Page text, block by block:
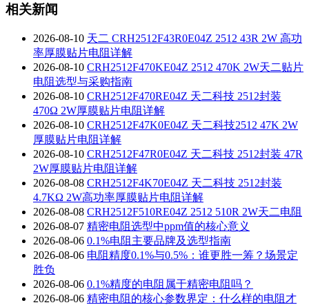
相关新闻
2026-08-10 天二 CRH2512F43R0E04Z 2512 43R 2W 高功
率厚膜贴片电阻详解
2026-08-10 CRH2512F470KE04Z 2512 470K 2W天二贴片
电阻选型与采购指南
2026-08-10 CRH2512F470RE04Z 天二科技 2512封装
470Ω 2W厚膜贴片电阻详解
2026-08-10 CRH2512F47K0E04Z 天二科技2512 47K 2W
厚膜贴片电阻详解
2026-08-10 CRH2512F47R0E04Z 天二科技 2512封装 47R
2W厚膜贴片电阻详解
2026-08-08 CRH2512F4K70E04Z 天二科技 2512封装
4.7KΩ 2W高功率厚膜贴片电阻详解
2026-08-08 CRH2512F510RE04Z 2512 510R 2W天二电阻
2026-08-07 精密电阻选型中ppm值的核心意义
2026-08-06 0.1%电阻主要品牌及选型指南
2026-08-06 电阻精度0.1%与0.5%：谁更胜一筹？场景定
胜负
2026-08-06 0.1%精度的电阻属于精密电阻吗？
2026-08-06 精密电阻的核心参数界定：什么样的电阻才